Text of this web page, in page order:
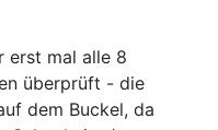
erst mal alle 8
überprüft - die
dem Buckel, da